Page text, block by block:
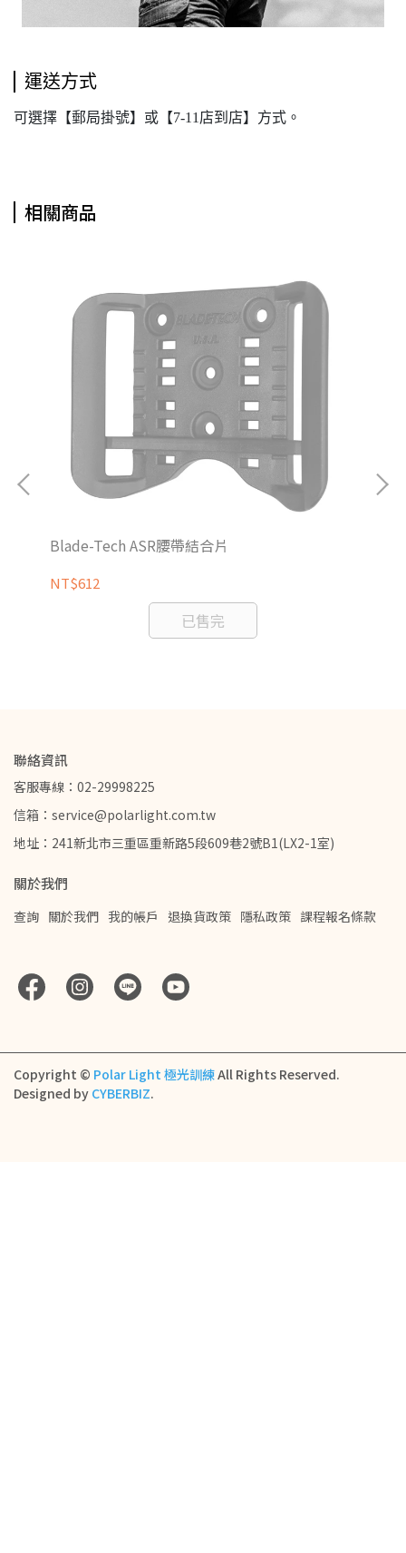
運送方式
可選擇【郵局掛號】或【7-11店到店】方式。
相關商品
Blade-Tech ASR腰帶結合片
NT$612
已售完
聯絡資訊
客服專線：02-29998225
信箱：service@polarlight.com.tw
地址：241新北市三重區重新路5段609巷2號B1(LX2-1室)
關於我們
查詢 關於我們 我的帳戶 退換貨政策 隱私政策 課程報名條款
Copyright © Polar Light 極光訓練All Rights Reserved.
Designed by CYBERBIZ.